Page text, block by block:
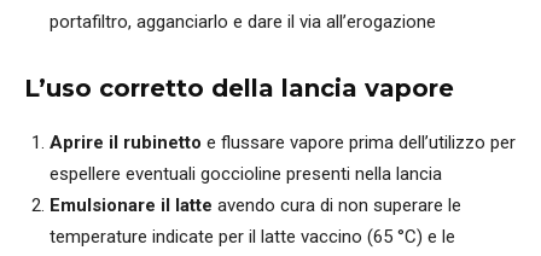
portafiltro, agganciarlo e dare il via all’erogazione
L’uso corretto della lancia vapore
Aprire il rubinetto e flussare vapore prima dell’utilizzo per
espellere eventuali goccioline presenti nella lancia
Emulsionare il latte avendo cura di non superare le
temperature indicate per il latte vaccino (65 °C) e le